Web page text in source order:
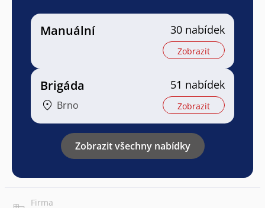
Manuální 30 nabídek
Zobrazit
Brigáda
Brno
51 nabídek
Zobrazit
Zobrazit všechny nabídky
Firma